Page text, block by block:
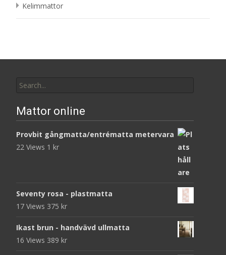
Kelimmattor
for:
Mattor online
Provbit gångmatta/entrématta metervara
22 Views 1 kr
Seventy rosa - plastmatta
17 Views 375 kr
Ikast brun - handvävd ullmatta
16 Views 389 kr